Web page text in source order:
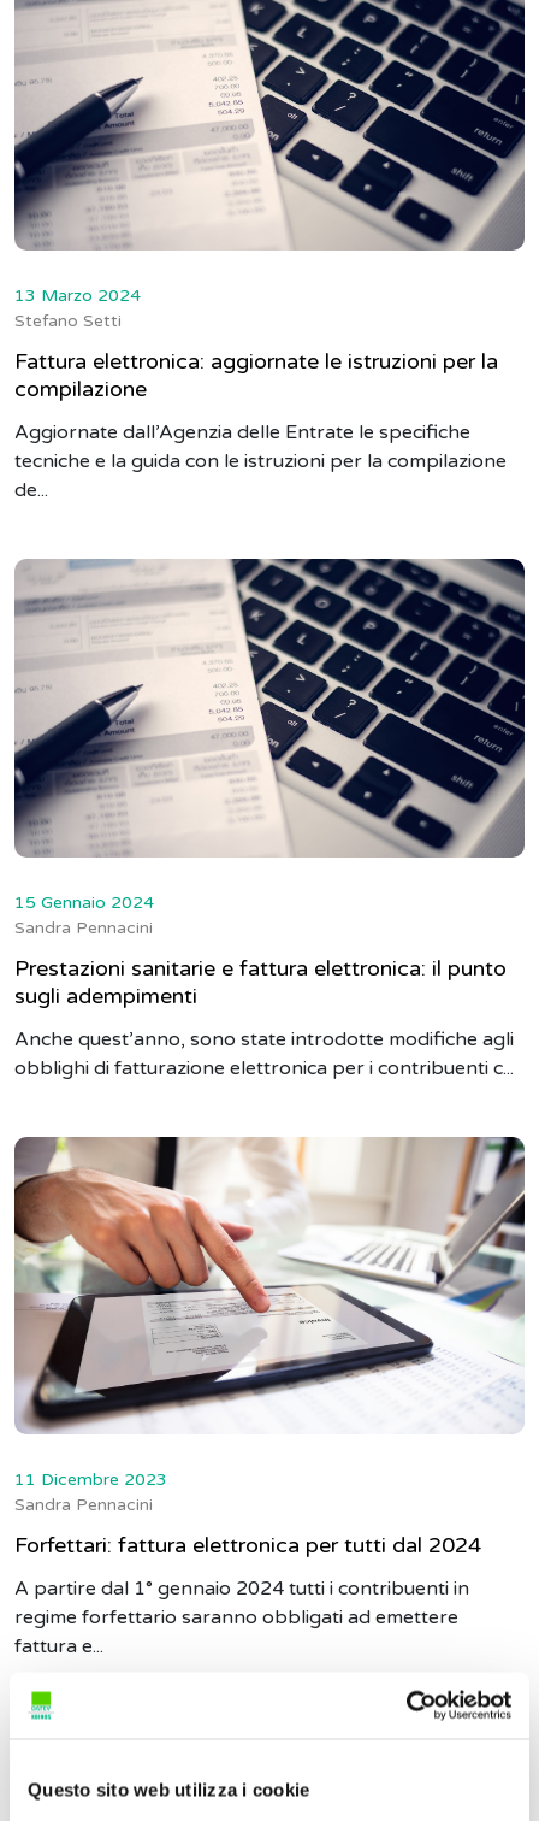
Questo sito web utilizza i cookie
13 Marzo 2024
Stefano Setti
Fattura elettronica: aggiornate le istruzioni per la
compilazione
Aggiornate dall’Agenzia delle Entrate le specifiche
tecniche e la guida con le istruzioni per la compilazione
de...
15 Gennaio 2024
Sandra Pennacini
Prestazioni sanitarie e fattura elettronica: il punto
sugli adempimenti
Anche quest’anno, sono state introdotte modifiche agli
obblighi di fatturazione elettronica per i contribuenti c...
11 Dicembre 2023
Sandra Pennacini
Forfettari: fattura elettronica per tutti dal 2024
A partire dal 1° gennaio 2024 tutti i contribuenti in
regime forfettario saranno obbligati ad emettere
fattura e...